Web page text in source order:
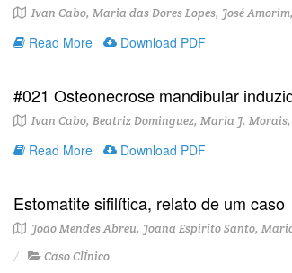
Ivan Cabo, Maria das Dores Lopes, José
Read More Download PDF
#021 Osteonecrose mandibular
Ivan Cabo, Beatriz Dominguez, Maria J.
Read More Download PDF
Estomatite sifilítica, relato de um caso
João Mendes Abreu, Joana Espirito Santo,
Caso ClÍnico